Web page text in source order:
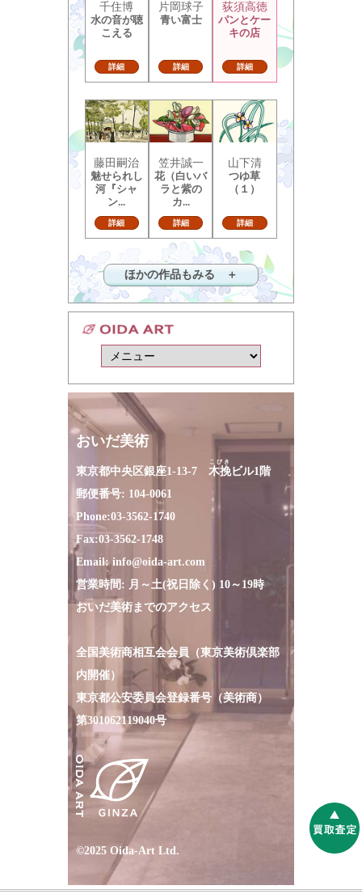
千住博
水の音が聴
こえる
詳細
片岡球子
青い富士
詳細
荻須高徳
パンとケー
キの店
詳細
藤田嗣治
魅せられし
河『シャ
ン...
詳細
笠井誠一
花（白いバ
ラと紫の
カ...
詳細
山下清
つゆ草
（１）
詳細
ほかの作品もみる ＋
おいだ美術
東京都中央区銀座1-13-7 木挽
こびき
ビル1階
郵便番号: 104-0061
Phone:03-3562-1740
Fax:03-3562-1748
Email: info@oida-art.com
営業時間: 月～土(祝日除く) 10～19時
おいだ美術までのアクセス
全国美術商相互会会員（東京美術倶楽部
内開催）
東京都公安委員会登録番号（美術商）
第301062119040号
©2025 Oida-Art Ltd.